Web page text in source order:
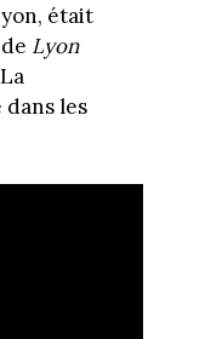
était
Lyon
les